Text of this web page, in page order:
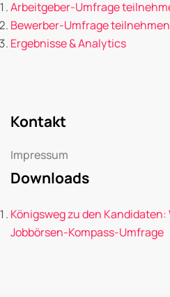
Arbeitgeber-Umfrage
Bewerber-Umfrage teilnehmen
Ergebnisse & Analytics
Kontakt
Impressum
Downloads
Königsweg zu den
Jobbörsen-Kompass-Umfrage